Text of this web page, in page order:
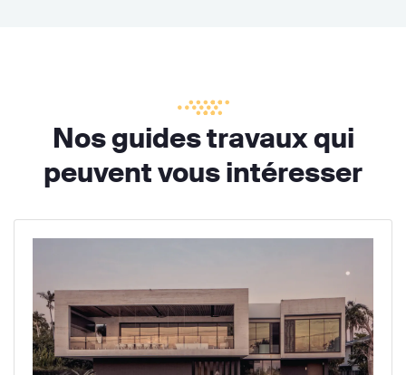
Nos guides travaux qui
peuvent vous intéresser